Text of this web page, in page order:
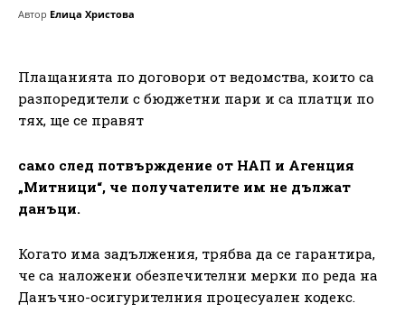
Автор Елица Христова
Плащанията по договори от ведомства, които са
разпоредители с бюджетни пари и са платци по
тях, ще се правят
само след потвърждение от НАП и Агенция
„Митници“, че получателите им не дължат
данъци.
Когато има задължения, трябва да се гарантира,
че са наложени обезпечителни мерки по реда на
Данъчно-осигурителния процесуален кодекс.